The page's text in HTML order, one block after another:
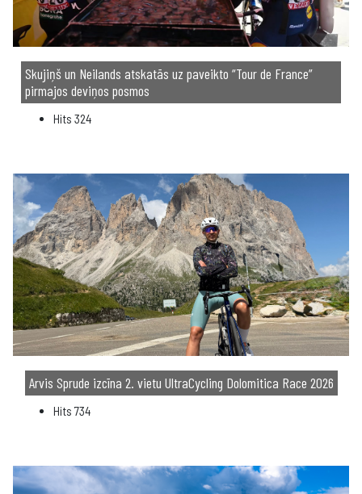
Skujiņš un Neilands atskatās uz paveikto “Tour de France”
pirmajos deviņos posmos
Hits 324
Arvis Sprude izcīna 2. vietu UltraCycling Dolomitica Race 2026
Hits 734